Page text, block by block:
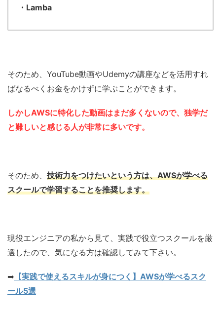
・Lamba
そのため、YouTube動画やUdemyの講座などを活用すれ
ばなるべくお金をかけずに学ぶことができます。
しかしAWSに特化した動画はまだ多くないので、独学だ
と難しいと感じる人が非常に多いです。
そのため、 技術力をつけたいという方は、AWSが学べる
スクールで学習することを推奨します。
現役エンジニアの私から見て、実践で役立つスクールを厳
選したので、気になる方は確認してみて下さい。
➡︎ 【実践で使えるスキルが身につく】AWSが学べるスク
ール5選